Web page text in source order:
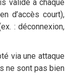
validé à chaque
d’accès court),
: déconnexion,
via une attaque
ne sont pas bien